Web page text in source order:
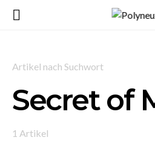
Artikel nach Suchwort
Secret of
1 Artikel